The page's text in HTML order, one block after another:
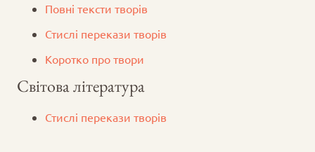
Повні тексти творів
Стислі перекази творів
Коротко про твори
Світова література
Стислі перекази творів